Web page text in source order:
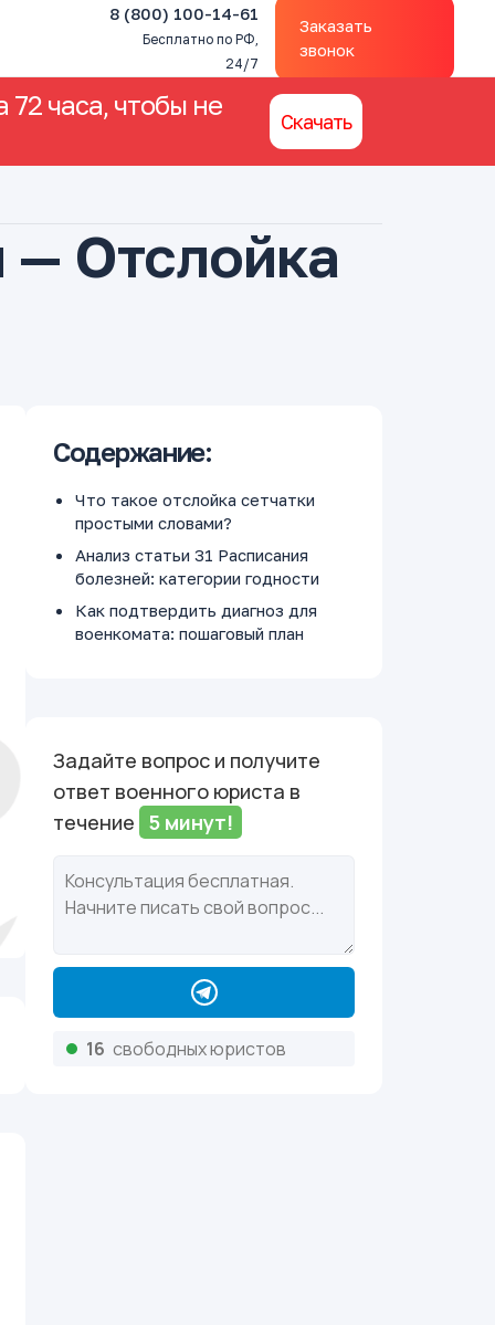
8 (800) 100-14-61
Бесплатно по РФ,
24/7
Заказать
звонок
часа, чтобы не
Скачать
— Отслойка
Содержание:
Что такое отслойка сетчатки
простыми словами?
Анализ статьи 31 Расписания
болезней: категории годности
Как подтвердить диагноз для
военкомата: пошаговый план
Задайте вопрос и получите
ответ военного юриста в
течение 5 минут!
16 свободных юристов